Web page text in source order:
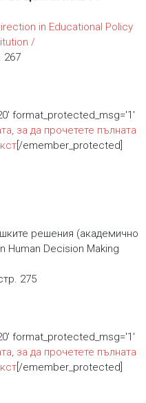
in Educational Policy
/
267
format_protected_msg='1'
за да прочетете пълната
[/emember_protected]
решения (академично
Human Decision Making
275
format_protected_msg='1'
за да прочетете пълната
[/emember_protected]